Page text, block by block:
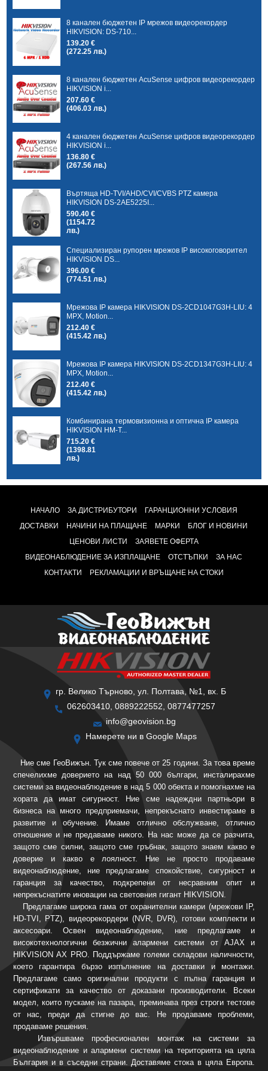
8 канален бюджетен IP мрежов видеорекордер
HIKVISION: DS-710...
139.20 €
(272.25 лв.)
8 канален бюджетен AcuSense цифров видеорекордер
HIKVISION i...
207.60 €
(406.03 лв.)
4 канален бюджетен AcuSense цифров видеорекордер
HIKVISION i...
136.80 €
(267.56 лв.)
Въртяща HD-TVI/AHD/CVI/CVBS PTZ камера
HIKVISION DS-2AE5225I...
590.40 €
(1154.72
лв.)
Специализиран рупорен мрежов IP високоговорител
HIKVISION DS...
396.00 €
(774.51 лв.)
Мрежова IP камера HIKVISION DS-2CD1047G3H-LIU: 4
MPX, Motion...
212.40 €
(415.42 лв.)
Мрежова IP камера HIKVISION DS-2CD1347G3H-LIU: 4
MPX, Motion...
212.40 €
(415.42 лв.)
Комбинирана термовизионна и оптична IP камера
HIKVISION HM-T...
715.20 €
(1398.81
лв.)
НАЧАЛО ЗА ДИСТРИБУТОРИ
ГАРАНЦИОННИ УСЛОВИЯ
ДОСТАВКИ
НАЧИНИ НА ПЛАЩАНЕ МАРКИ
БЛОГ И НОВИНИ
ЦЕНОВИ ЛИСТИ
ЗАЯВЕТЕ ОФЕРТА
ВИДЕОНАБЛЮДЕНИЕ ЗА ИЗПЛАЩАНЕ
ОТСТЪПКИ
ЗА НАС
КОНТАКТИ
РЕКЛАМАЦИИ И ВРЪЩАНЕ НА СТОКИ
гр. Велико Търново, ул. Полтава, №1, вх. Б
062603410, 0889222552, 0877477257
info@geovision.bg
Намерете ни в Google Maps
Ние сме ГеоВижън. Тук сме повече от 25 години. За това време
спечелихме доверието на над 50 000 българи, инсталирахме
системи за видеонаблюдение в над 5 000 обекта и помогнахме на
хората да имат сигурност. Ние сме надеждни партньори в
бизнеса на много предприемачи, непрекъснато инвестираме в
развитие и обучение. Имаме отлично обслужване, отлично
отношение и не предаваме никого. На нас може да се разчита,
защото сме силни, защото сме гръбнак, защото знаем какво е
доверие и какво е лоялност. Ние не просто продаваме
видеонаблюдение, ние предлагаме спокойствие, сигурност и
гаранция за качество, подкрепени от несравним опит и
непрекъснатите иновации на световния гигант HIKVISION.
Предлагаме широка гама от охранителни камери (мрежови IP,
HD-TVI, PTZ), видеорекордери (NVR, DVR), готови комплекти и
аксесоари. Освен видеонаблюдение, ние предлагаме и
високотехнологични безжични алармени системи от AJAX и
HIKVISION AX PRO. Поддържаме големи складови наличности,
което гарантира бързо изпълнение на доставки и монтажи.
Предлагаме само оригинални продукти с пълна гаранция и
сертификати за качество от доказани производители. Всеки
модел, които пускаме на пазара, преминава през строги тестове
от нас, преди да стигне до вас. Не продаваме проблеми,
продаваме решения.
Извършваме професионален монтаж на системи за
видеонаблюдение и алармени системи на територията на цяла
България и в съседни страни. Доставяме стока в цяла Европа.